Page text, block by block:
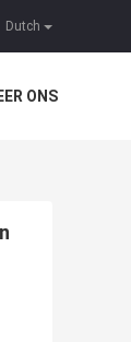
Dutch
ONS